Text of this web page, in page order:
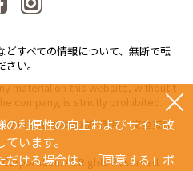
すべての情報について、無断で転
い。
material on this website, without t
company, is strictly prohibited.
使用或複製本網站的圖片、文章或任
All Rights Reserved.
の利便性の向上およびサイト改
います。
ける場合は、「同意する」ボ